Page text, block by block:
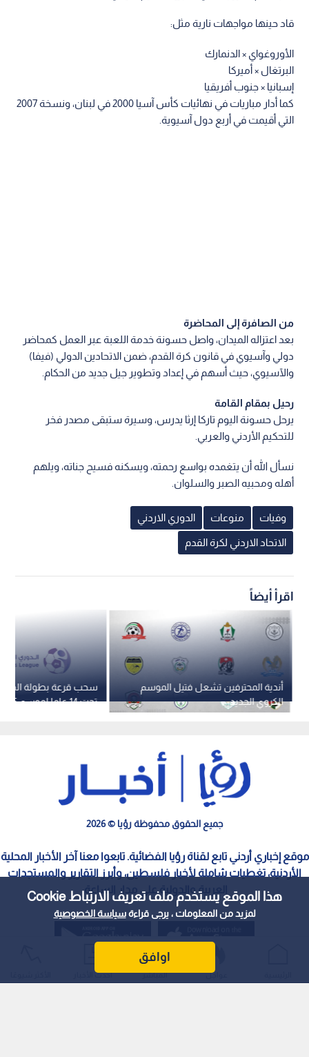
هذا الموقع يستخدم ملف تعريف الارتباط Cookie
لمزيد من المعلومات ، يرجى قراءةسياسة الخصوصية
اوافق
قاد حينها مواجهات نارية مثل:
الأوروغواي × الدنمارك
البرتغال × أميركا
إسبانيا × جنوب أفريقيا
كما أدار مباريات في نهائيات كأس آسيا 2000 في لبنان، ونسخة 2007
التي أقيمت في أربع دول آسيوية.
من الصافرة إلى المحاضرة
بعد اعتزاله الميدان، واصل حسونة خدمة اللعبة عبر العمل كمحاضر
دولي وآسيوي في قانون كرة القدم، ضمن الاتحادين الدولي (فيفا)
والآسيوي، حيث أسهم في إعداد وتطوير جيل جديد من الحكام.
رحيل بمقام القامة
يرحل حسونة اليوم تاركا إرثا يدرس، وسيرة ستبقى مصدر فخر
للتحكيم الأردني والعربي.
نسأل الله أن يتغمده بواسع رحمته، ويسكنه فسيح جناته، ويلهم
أهله ومحبيه الصبر والسلوان.
وفيات منوعات الدوري الاردني
الاتحاد الاردني لكرة القدم
اقرأ أيضاً
سحب قرعة بطولة
أندية المحترفين تشعل فتيل الموسم
الكروي الجديد
جميع الحقوق محفوظة رؤيا © 2026
موقع إخباري أردني تابع لقناة رؤيا الفضائية. تابعوا معنا آخر الأخبار المحلية
الأردنية، تغطيات شاملة لأخبار فلسطين، وأبرز التقارير والمستجدات
العربية والدولية على مدار الساعة.
عواجل المباشر أحدث الأخبار